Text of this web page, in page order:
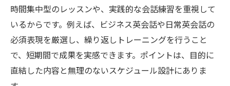
時間集中型のレッスンや、実践的な会話練習を重視して
いるからです。例えば、ビジネス英会話や日常英会話の
必須表現を厳選し、繰り返しトレーニングを行うこと
で、短期間で成果を実感できます。ポイントは、目的に
直結した内容と無理のないスケジュール設計にありま